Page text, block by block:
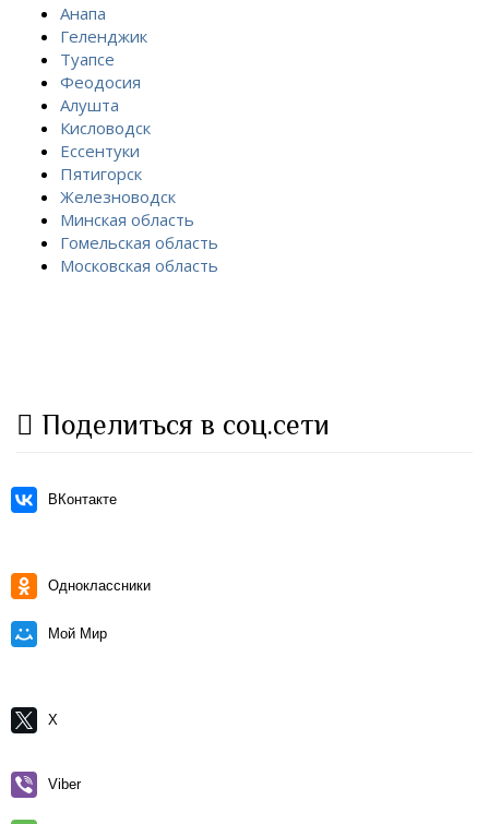
Анапа
Геленджик
Туапсе
Феодосия
Алушта
Кисловодск
Ессентуки
Пятигорск
Железноводск
Минская область
Гомельская область
Московская область
Поделиться в соц.сети
ВКонтакте
Одноклассники
Мой Мир
X
Viber